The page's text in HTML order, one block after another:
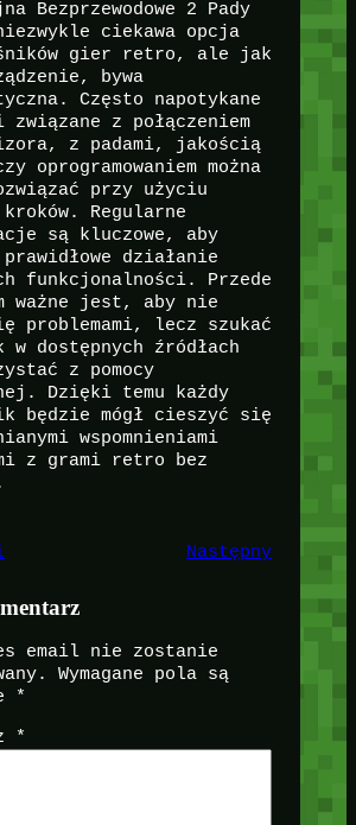
Bezprzewodowe 2 Pady
ciekawa opcja
gier retro, ale jak
bywa
Często napotykane
z połączeniem
z padami, jakością
oprogramowaniem można
przy użyciu
Regularne
są kluczowe, aby
prawidłowe działanie
funkcjonalności. Przede
ważne jest, aby nie
problemami, lecz szukać
w dostępnych źródłach
z pomocy
Dzięki temu każdy
będzie mógł cieszyć się
wspomnieniami
z grami retro bez
Następny
email nie zostanie
Wymagane pola są
*
*